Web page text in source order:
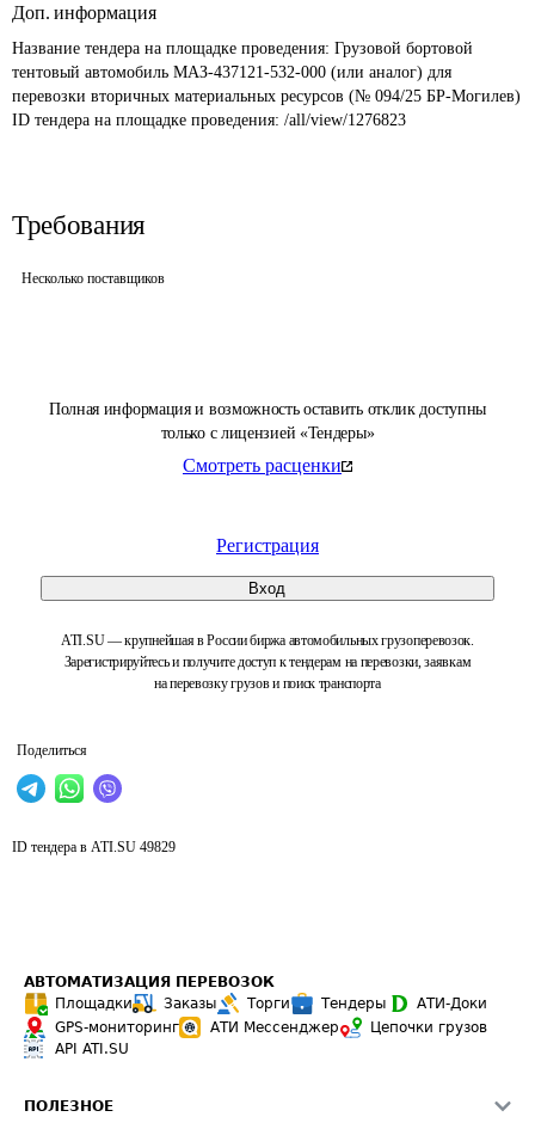
Полная информация и возможность оставить отклик доступны
только с лицензией «Тендеры»
Смотреть расценки
Регистрация
Вход
ATI.SU — крупнейшая в России биржа автомобильных грузоперевозок.
Зарегистрируйтесь и получите доступ к тендерам на перевозки, заявкам
на перевозку грузов и поиск транспорта
Поделиться
Доп. информация
Название тендера на площадке проведения: Грузовой бортовой
тентовый автомобиль МАЗ-437121-532-000 (или аналог) для
перевозки вторичных материальных ресурсов (№ 094/25 БР-Могилев)
ID тендера на площадке проведения: /all/view/1276823
Требования
Несколько поставщиков
ID тендера в ATI.SU 49829
АВТОМАТИЗАЦИЯ ПЕРЕВОЗОК
Площадки
Заказы Торги Тендеры
АТИ-Доки
GPS-мониторинг
АТИ Мессенджер
Цепочки грузов
API ATI.SU
ПОЛЕЗНОЕ